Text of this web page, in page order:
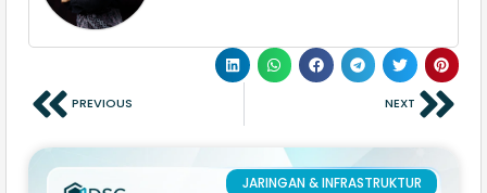
PREVIOUS NEXT
JARINGAN & INFRASTRUKTUR